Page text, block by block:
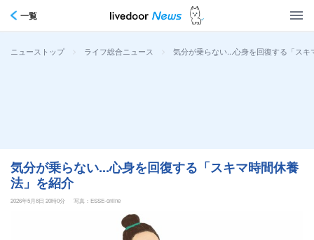
一覧
ニューストップ > ライフ総合ニュース > 気分が乗らない...心身を回復する「スキ
気分が乗らない...心身を回復する「スキマ時間休養
法」を紹介
2026年5月8日 20時0分 写真：ESSE-online